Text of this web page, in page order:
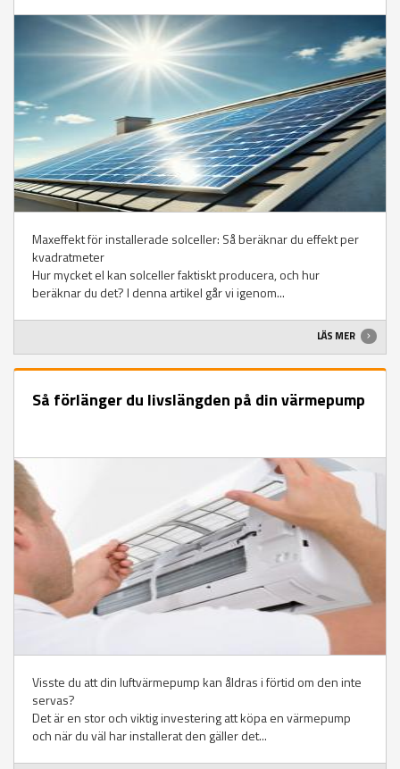
Maxeffekt för installerade solceller: Så beräknar du effekt per
kvadratmeter
Hur mycket el kan solceller faktiskt producera, och hur
beräknar du det? I denna artikel går vi igenom...
LÄS MER
Så förlänger du livslängden på din värmepump
Visste du att din luftvärmepump kan åldras i förtid om den inte
servas?
Det är en stor och viktig investering att köpa en värmepump
och när du väl har installerat den gäller det...